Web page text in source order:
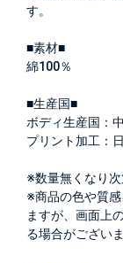
す。
■素材■
綿100％
■生産国■
ボディ生産国：
プリント加工：
※数量無くなり次
※商品の色や質
ますが、画面上
る場合がございま